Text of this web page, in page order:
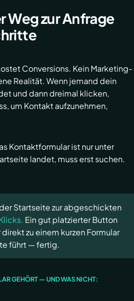
Weg zur Anfrage
Conversions. Kein Marketing-
Realität. Wenn jemand dein
und dann dreimal klicken,
um Kontakt aufzunehmen,
Kontaktformular ist nur unter
landet, muss erst suchen.
Startseite zur abgeschickten
Ein gut platzierter Button
zu einem kurzen Formular
führt — fertig.
GEHÖRT — UND WAS NICHT: